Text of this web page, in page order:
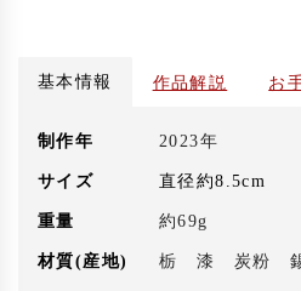
基本情報 作品解説 お
制作年 2023年
サイズ 直径約8.5cm
重量 約69g
材質(産地) 栃 漆 炭粉